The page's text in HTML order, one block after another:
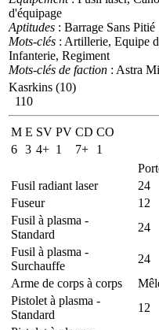
d'équipage
Aptitudes : Barrage Sans Pitié
Mots-clés : Artillerie, Equipe
Infanterie, Regiment
Mots-clés de faction : Astra
Kasrkins (10)
110
M E SV PV CD CO
6 3 4+ 1 7+
1
Fusil radiant laser
24
Fuseur
12
Fusil à plasma -
Standard
24
Fusil à plasma -
Surchauffe
24
Arme de corps à corps
Pistolet à plasma -
Standard
12